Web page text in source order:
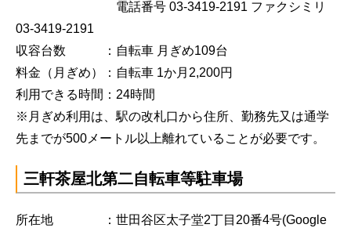
電話番号 03-3419-2191 ファクシミリ
03-3419-2191
収容台数 ：自転車 月ぎめ109台
料金（月ぎめ）：自転車 1か月2,200円
利用できる時間：24時間
※月ぎめ利用は、駅の改札口から住所、勤務先又は通学
先までが500メートル以上離れていることが必要です。
三軒茶屋北第二自転車等駐車場
所在地 ：世田谷区太子堂2丁目20番4号(Google